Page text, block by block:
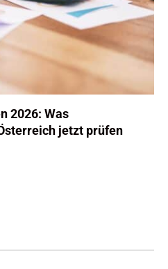
2026: Was
jetzt prüfen